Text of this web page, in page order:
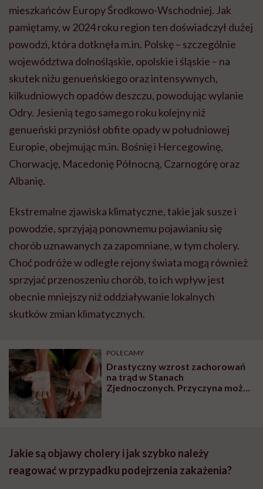
mieszkańców Europy Środkowo-Wschodniej. Jak
pamiętamy, w 2024 roku region ten doświadczył dużej
powodzi, która dotknęła m.in. Polskę – szczególnie
województwa dolnośląskie, opolskie i śląskie – na
skutek niżu genueńskiego oraz intensywnych,
kilkudniowych opadów deszczu, powodując wylanie
Odry. Jesienią tego samego roku kolejny niż
genueński przyniósł obfite opady w południowej
Europie, obejmując m.in. Bośnię i Hercegowinę,
Chorwację, Macedonię Północną, Czarnogórę oraz
Albanię.
Ekstremalne zjawiska klimatyczne, takie jak susze i
powodzie, sprzyjają ponownemu pojawianiu się
chorób uznawanych za zapomniane, w tym cholery.
Choć podróże w odległe rejony świata mogą również
sprzyjać przenoszeniu chorób, to ich wpływ jest
obecnie mniejszy niż oddziaływanie lokalnych
skutków zmian klimatycznych.
POLECAMY
Drastyczny wzrost zachorowań
na trąd w Stanach
Zjednoczonych. Przyczyna może
Jakie są objawy cholery i jak szybko należy
reagować w przypadku podejrzenia zakażenia?